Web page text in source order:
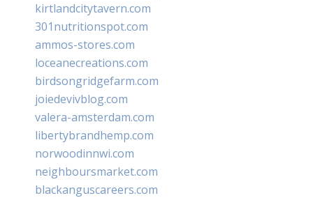
kirtlandcitytavern.com
301nutritionspot.com
ammos-stores.com
loceanecreations.com
birdsongridgefarm.com
joiedevivblog.com
valera-amsterdam.com
libertybrandhemp.com
norwoodinnwi.com
neighboursmarket.com
blackanguscareers.com